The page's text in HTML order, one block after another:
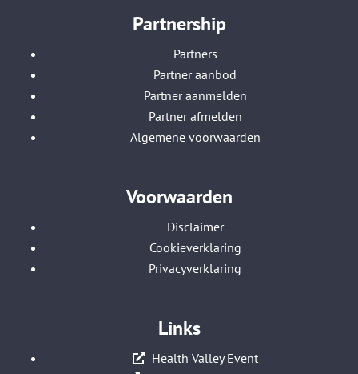
Partnership
Partners
Partner aanbod
Partner aanmelden
Partner afmelden
Algemene voorwaarden
Voorwaarden
Disclaimer
Cookieverklaring
Privacyverklaring
Links
Health Valley Event